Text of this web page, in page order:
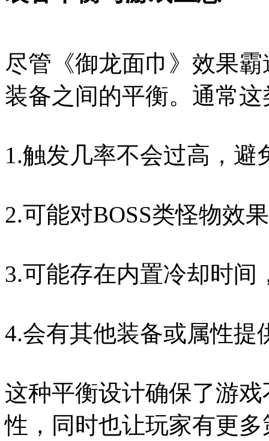
尽管《御龙面巾》效果
装备之间的平衡。通常
1.触发几率不会过高，避
2.可能对BOSS类怪物效
3.可能存在内置冷却时间
4.会有其他装备或属性提
这种平衡设计确保了游
性，同时也让玩家有更